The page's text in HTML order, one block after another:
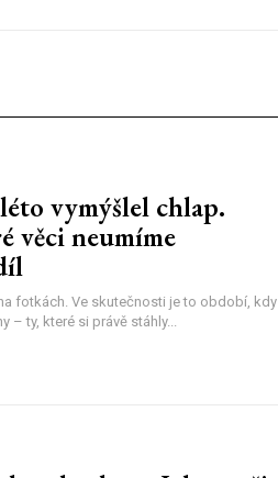
vymýšlel chlap.
věci neumíme
fotkách. Ve skutečnosti je to období, kdy
– ty, které si právě stáhly...